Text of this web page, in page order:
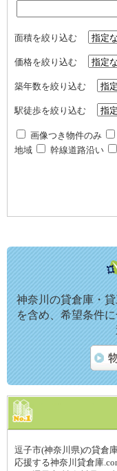
面積を絞り込む
価格を絞り込む
築年数を絞り込む
駅徒歩を絞り込む
画像つき物件のみ
地域
幹線道路沿い
神奈川の貸倉庫・
を含め、希望条件
逗子市(神奈川県)の貸倉
応援する神奈川貸倉庫